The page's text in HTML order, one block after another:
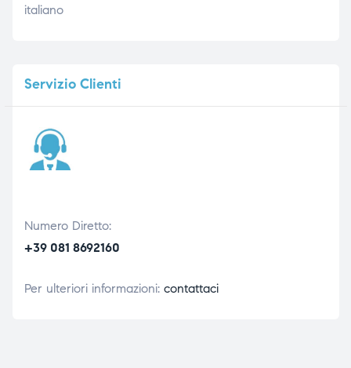
italiano
ServizioClienti
Numero Diretto:
+39 081 8692160
Per ulteriori informazioni: contattaci